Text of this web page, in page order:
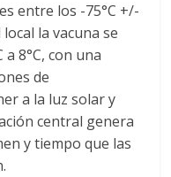
entre los -75°C +/-
la vacuna se
8°C, con una
de
a la luz solar y
central genera
y tiempo que las